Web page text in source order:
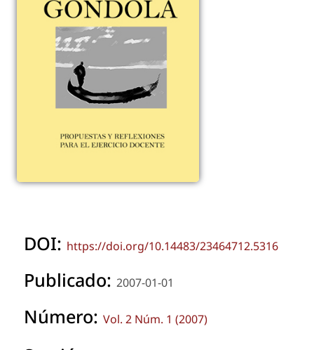
DOI: https://doi.org/10.14483/23464712.5316
Publicado: 2007-01-01
Número: Vol. 2 Núm. 1 (2007)